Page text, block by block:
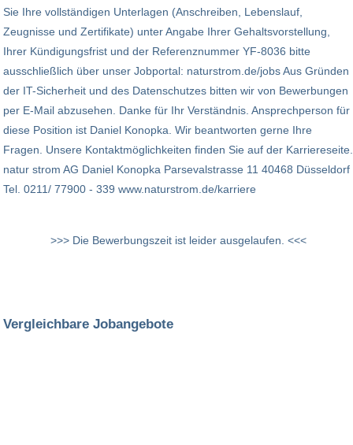
Sie Ihre vollständigen Unterlagen (Anschreiben, Lebenslauf,
Zeugnisse und Zertifikate) unter Angabe Ihrer Gehaltsvorstellung,
Ihrer Kündigungsfrist und der Referenznummer YF-8036 bitte
ausschließlich über unser Jobportal: naturstrom.de/jobs Aus Gründen
der IT-Sicherheit und des Datenschutzes bitten wir von Bewerbungen
per E-Mail abzusehen. Danke für Ihr Verständnis. Ansprechperson für
diese Position ist Daniel Konopka. Wir beantworten gerne Ihre
Fragen. Unsere Kontaktmöglichkeiten finden Sie auf der Karriereseite.
natur strom AG Daniel Konopka Parsevalstrasse 11 40468 Düsseldorf
Tel. 0211/ 77900 - 339 www.naturstrom.de/karriere
>>> Die Bewerbungszeit ist leider ausgelaufen. <<<
Vergleichbare Jobangebote